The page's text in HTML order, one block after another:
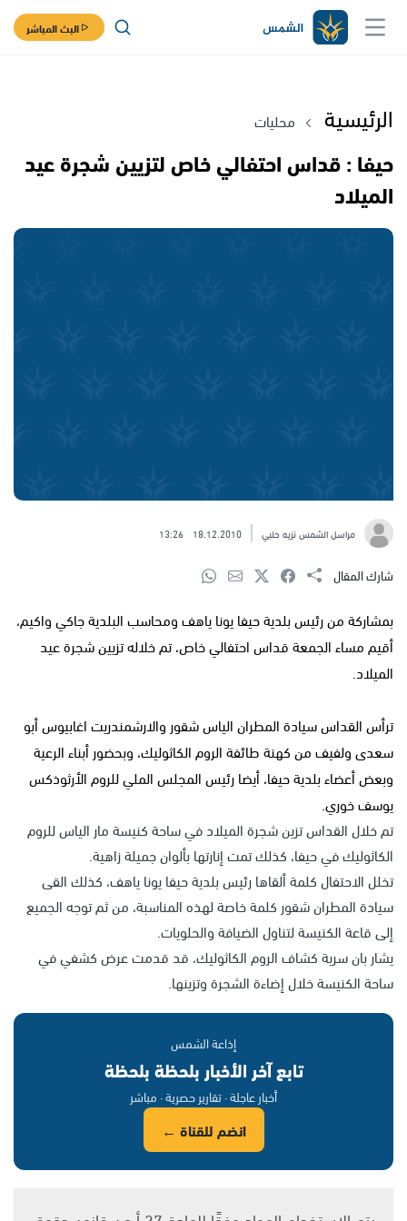
البث المباشر
الرئيسية محليات
حيفا : قداس احتفالي خاص لتزيين شجرة عيد
الميلاد
مراسل الشمس نزيه حلبي 18.12.2010
13:26
شارك المقال
بمشاركة من رئيس بلدية حيفا يونا ياهف ومحاسب البلدية جاكي واكيم،
أقيم مساء الجمعة قداس احتفالي خاص، تم خلاله تزيين شجرة عيد
الميلاد.
ترأس القداس سيادة المطران الياس شقور والارشمندريت اغابيوس أبو
سعدى ولفيف من كهنة طائفة الروم الكاثوليك، وبحضور أبناء الرعية
وبعض أعضاء بلدية حيفا، أيضا رئيس المجلس الملي للروم الأرثوذكس
يوسف خوري.
تم خلال القداس تزين شجرة الميلاد في ساحة كنيسة مار الياس للروم
الكاثوليك في حيفا، كذلك تمت إنارتها بألوان جميلة زاهية.
تخلل الاحتفال كلمة ألقاها رئيس بلدية حيفا يونا ياهف، كذلك القى
سيادة المطران شقور كلمة خاصة لهذه المناسبة، من ثم توجه الجميع
إلى قاعة الكنيسة لتناول الضيافة والحلويات.
يشار بان سرية كشاف الروم الكاثوليك، قد قدمت عرض كشفي في
ساحة الكنيسة خلال إضاءة الشجرة وتزينها.
إذاعة الشمس
تابع آخر الأخبار بلحظة بلحظة
أخبار عاجلة · تقارير حصرية · مباشر
انضم للقناة ←